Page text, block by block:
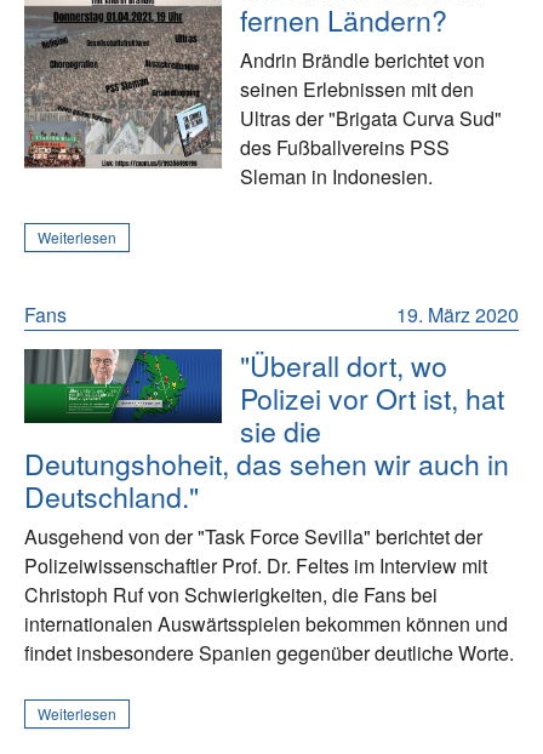
fernen Ländern?
Andrin Brändle berichtet von
seinen Erlebnissen mit den
Ultras der "Brigata Curva Sud"
des Fußballvereins PSS
Sleman in Indonesien.
Weiterlesen
19. März 2020
Fans
"Überall dort, wo
Polizei vor Ort ist, hat
sie die
Deutungshoheit, das sehen wir auch in
Deutschland."
Ausgehend von der "Task Force Sevilla" berichtet der
Polizeiwissenschaftler Prof. Dr. Feltes im Interview mit
Christoph Ruf von Schwierigkeiten, die Fans bei
internationalen Auswärtsspielen bekommen können und
findet insbesondere Spanien gegenüber deutliche Worte.
Weiterlesen